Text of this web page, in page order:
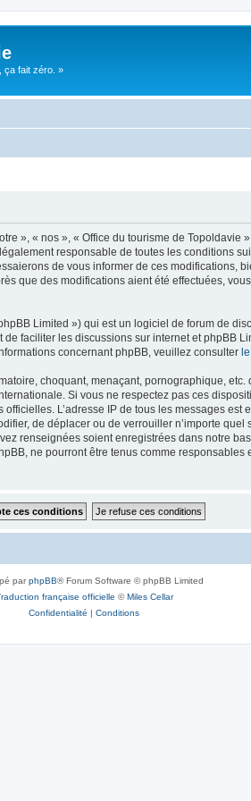
ça fait zéro. »
», « nos », « Office du tourisme de
responsable de toutes les conditions
de vous informer de ces modifications,
que des modifications aient été effectuées,
Limited ») qui est un logiciel de forum de
faciliter les discussions sur internet et phpBB
concernant phpBB, veuillez consulter
choquant, menaçant, pornographique,
Si vous ne respectez pas ces
L’adresse IP de tous les messages
de déplacer ou de verrouiller n’importe
renseignées soient enregistrées dans notre
ne pourront être tenus comme
parphpBB® Forum Software © phpBB Limited
française officielle ©Miles Cellar
Confidentialité | Conditions